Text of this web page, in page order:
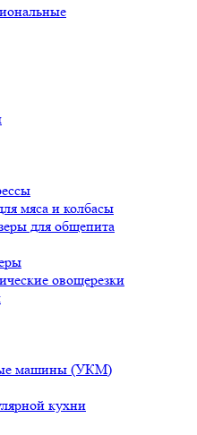
мяса и колбасы
для общепита
овощерезки
машины (УКМ)
кухни